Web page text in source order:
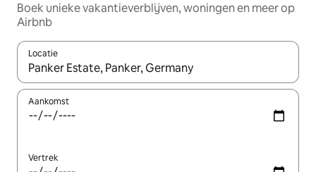
Boek unieke vakantieverblijven, woningen en meer op
Airbnb
Locatie
Wanneer er suggesties beschikbaar zijn, maak je een keuze
Aankomst
Vertrek